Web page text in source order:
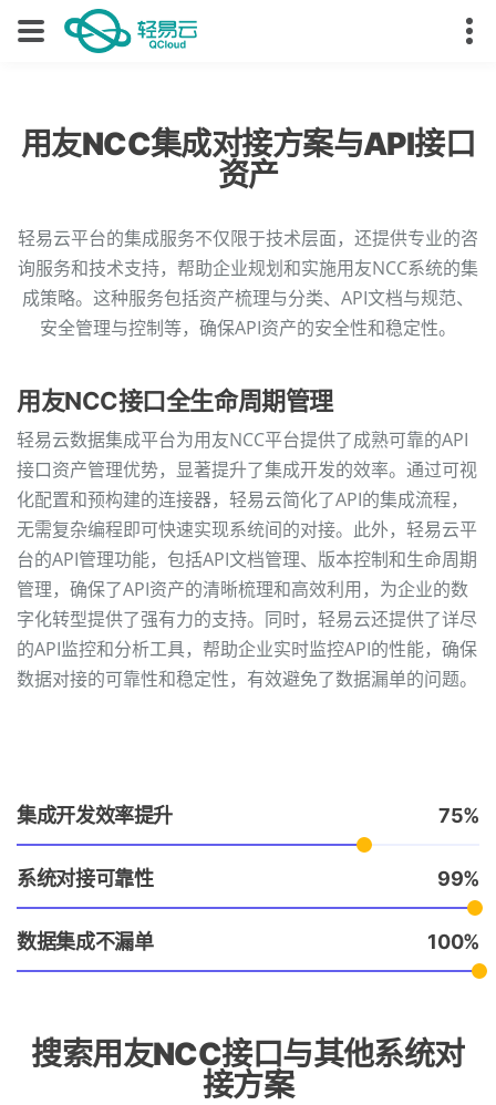
用友NCC集成对接方案与API接口
资产
轻易云平台的集成服务不仅限于技术层面，还提供专业的咨
询服务和技术支持，帮助企业规划和实施用友NCC系统的集
成策略。这种服务包括资产梳理与分类、API文档与规范、
安全管理与控制等，确保API资产的安全性和稳定性。
用友NCC接口全生命周期管理
轻易云数据集成平台为用友NCC平台提供了成熟可靠的API
接口资产管理优势，显著提升了集成开发的效率。通过可视
化配置和预构建的连接器，轻易云简化了API的集成流程，
无需复杂编程即可快速实现系统间的对接。此外，轻易云平
台的API管理功能，包括API文档管理、版本控制和生命周期
管理，确保了API资产的清晰梳理和高效利用，为企业的数
字化转型提供了强有力的支持。同时，轻易云还提供了详尽
的API监控和分析工具，帮助企业实时监控API的性能，确保
数据对接的可靠性和稳定性，有效避免了数据漏单的问题。
集成开发效率提升 75
系统对接可靠性 99
数据集成不漏单 100
搜索用友NCC接口与其他系统对
接方案